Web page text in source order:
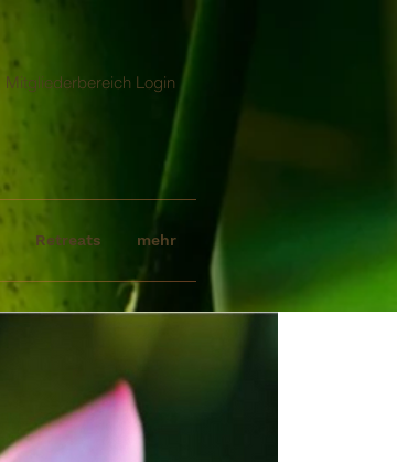
Mitgliederbereich Login
Retreats mehr